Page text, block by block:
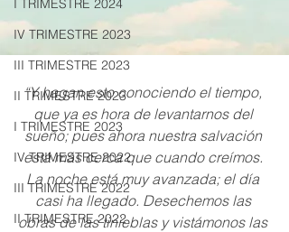
I TRIMESTRE 2024
IV TRIMESTRE 2023
III TRIMESTRE 2023
II TRIMESTRE 2023
I TRIMESTRE 2023
IV TRIMESTRE 2022
III TRIMESTRE 2022
II TRIMESTRE 2022
“Y hagan esto conociendo el tiempo,
que ya es hora de levantarnos del
sueño; pues ahora nuestra salvación
está más cerca que cuando creímos.
La noche está muy avanzada; el día
casi ha llegado. Desechemos las
obras de las tinieblas y vistámonos las